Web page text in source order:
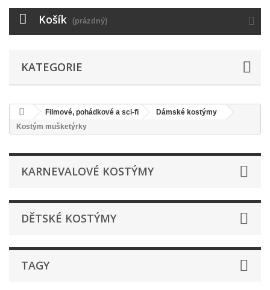
Košík (prázdný)
KATEGORIE
Filmové, pohádkové a sci-fi
Dámské kostýmy
Kostým mušketýrky
KARNEVALOVÉ KOSTÝMY
DĚTSKÉ KOSTÝMY
TAGY